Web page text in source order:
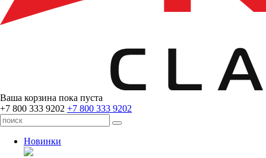
Ваша корзина пока пуста
+7 800 333 9202 +7 800 333 9202
Новинки